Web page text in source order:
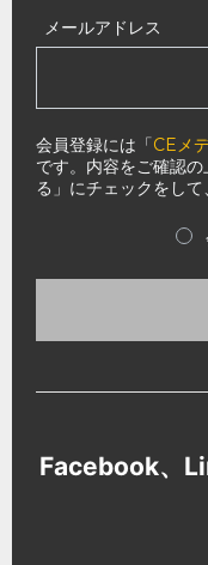
メールアドレス
会員登録には「CEメ
です。内容をご確認
る」にチェックをして
Facebook、